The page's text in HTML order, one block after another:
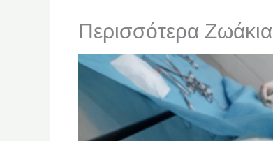
Περισσότερα Ζωάκια